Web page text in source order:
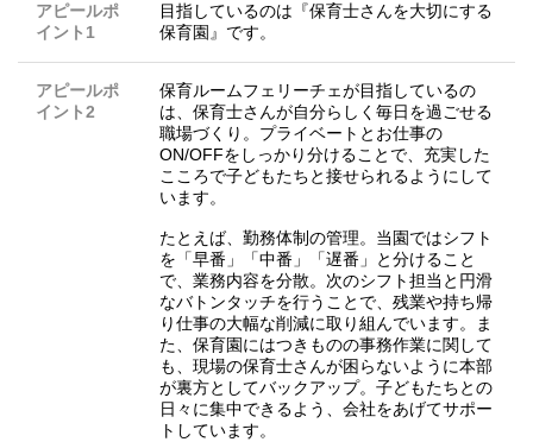
アピールポ
イント1
目指しているのは『保育士さんを大切にする
保育園』です。
アピールポ
イント2
保育ルームフェリーチェが目指しているの
は、保育士さんが自分らしく毎日を過ごせる
職場づくり。プライベートとお仕事の
ON/OFFをしっかり分けることで、充実した
こころで子どもたちと接せられるようにして
います。
たとえば、勤務体制の管理。当園ではシフト
を「早番」「中番」「遅番」と分けること
で、業務内容を分散。次のシフト担当と円滑
なバトンタッチを行うことで、残業や持ち帰
り仕事の大幅な削減に取り組んでいます。ま
た、保育園にはつきものの事務作業に関して
も、現場の保育士さんが困らないように本部
が裏方としてバックアップ。子どもたちとの
日々に集中できるよう、会社をあげてサポー
トしています。